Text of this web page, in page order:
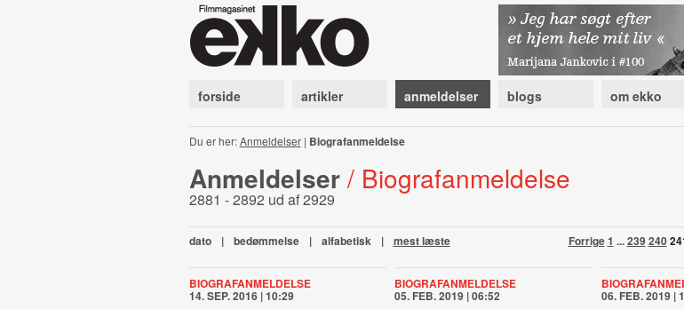
forside artikler anmeldelser blogs om ekko
Du er her:Anmeldelser| Biografanmeldelse
Anmeldelser / Biografanmeldelse
2881 - 2892 ud af 2929
Forrige1 ...239240
dato | bedømmelse | alfabetisk | mest læste
BIOGRAFANMELDELSE
14. SEP. 2016 | 10:29
BIOGRAFANMELDELSE
05. FEB. 2019 | 06:52 06. FEB. 2019 |